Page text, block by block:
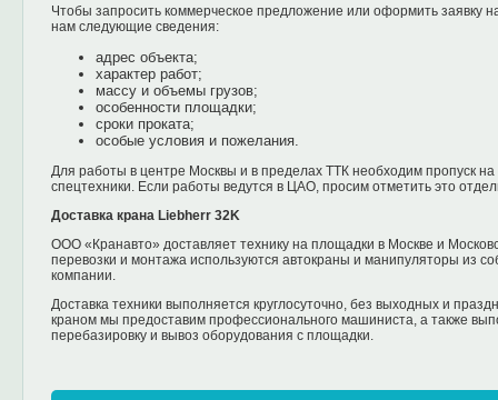
Чтобы запросить коммерческое предложение или оформить заявку
нам следующие сведения:
адрес объекта;
характер работ;
массу и объемы грузов;
особенности площадки;
сроки проката;
особые условия и пожелания.
Для работы в центре Москвы и в пределах ТТК необходим пропуск на
спецтехники. Если работы ведутся в ЦАО, просим отметить это
Доставка крана Liebherr 32K
ООО «Кранавто» доставляет технику на площадки в Москве и
перевозки и монтажа используются автокраны и манипуляторы из
компании.
Доставка техники выполняется круглосуточно, без выходных и
краном мы предоставим профессионального машиниста, а также
перебазировку и вывоз оборудования с площадки.